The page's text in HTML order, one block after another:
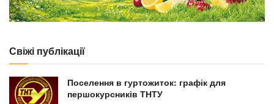
Свіжі публікації
Поселення в гуртожиток: графік для
першокурсників ТНТУ